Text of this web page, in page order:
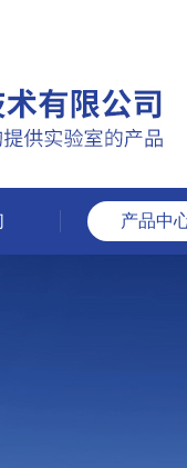
产品中